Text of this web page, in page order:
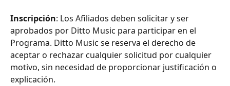
Inscripción: Los Afiliados deben solicitar y ser
aprobados por Ditto Music para participar en el
Programa. Ditto Music se reserva el derecho de
aceptar o rechazar cualquier solicitud por cualquier
motivo, sin necesidad de proporcionar justificación o
explicación.